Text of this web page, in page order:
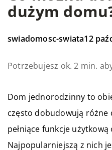
dużym
swiadomosc-swiata12
Potrzebujesz ok. 2 min.
Dom jednorodzinny to
często dobudowują
pełniące funkcje
Najpopularniejszą z nich